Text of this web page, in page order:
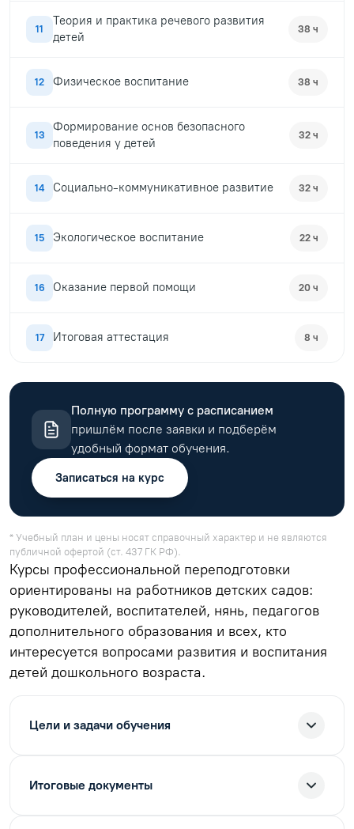
11
Теория и практика речевого развития
детей
38 ч
12 Физическое воспитание 38 ч
13
Формирование основ безопасного
поведения у детей
32 ч
14 Социально-коммуникативное развитие 32 ч
15 Экологическое воспитание 22 ч
16 Оказание первой помощи 20 ч
17 Итоговая аттестация 8 ч
Полную программу с расписанием
пришлём после заявки и подберём
удобный формат обучения.
Записаться на курс
* Учебный план и цены носят справочный характер и не являются
публичной офертой (ст. 437 ГК РФ).
Курсы профессиональной переподготовки
ориентированы на работников детских садов:
руководителей, воспитателей, нянь, педагогов
дополнительного образования и всех, кто
интересуется вопросами развития и воспитания
детей дошкольного возраста.
Цели и задачи обучения
Итоговые документы